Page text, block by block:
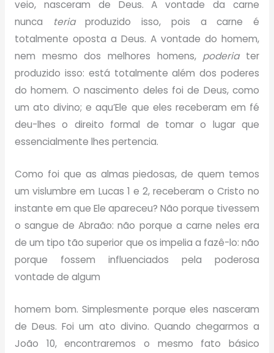
veio, nasceram de Deus. A vontade da carne
nunca
teriaproduzido isso, pois a carne é
totalmente oposta a Deus. A vontade do homem,
nem mesmo dos melhores homens, poderiater
produzido isso: está totalmente além dos poderes
do homem. O nascimento deles foi de Deus, como
um ato divino; e aqu’Ele que eles receberam em fé
deu-lhes o direito formal de tomar o lugar que
essencialmente lhes pertencia.
Como foi que as almas piedosas, de quem temos
um vislumbre em Lucas 1 e 2, receberam o Cristo no
instante em que Ele apareceu? Não porque tivessem
o sangue de Abraão: não porque a carne neles era
de um tipo tão superior que os impelia a fazê-lo: não
porque fossem influenciados pela poderosa
vontade de algum
homem bom. Simplesmente porque eles nasceram
de Deus. Foi um ato divino. Quando chegarmos a
João 10, encontraremos o mesmo fato básico